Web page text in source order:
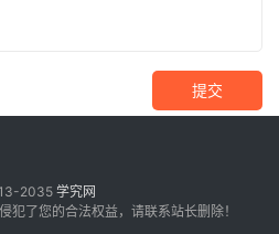
提交
2035 学究网
犯了您的合法权益，请联系站长删除！